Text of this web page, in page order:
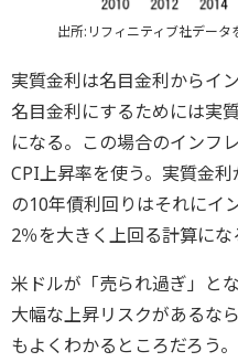
出所:リフィニティブ社デー
実質金利は名目金利からイ
名目金利にするためには実
になる。この場合のインフ
CPI上昇率を使う。実質金
の10年債利回りはそれにイ
2％を大きく上回る計算にな
米ドルが「売られ過ぎ」と
大幅な上昇リスクがあるな
もよくわかるところだろう。